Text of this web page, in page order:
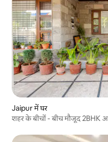
Jaipur में घर
शहर के बीचों - बीच मौजूद 2BHK